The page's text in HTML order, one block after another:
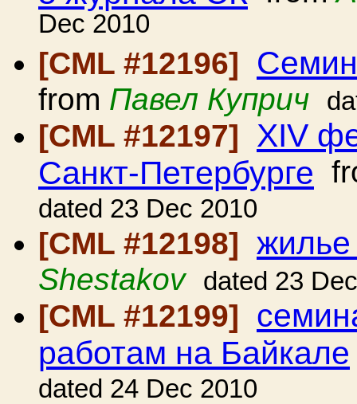
Dec 2010
[CML #12196]
from Павел Куприч
[CML #12197] XIV
Санкт-Петербурге
dated 23 Dec 2010
[CML #12198] жилье
Shestakov dated 23
[CML #12199]
работам на Байкале
dated 24 Dec 2010